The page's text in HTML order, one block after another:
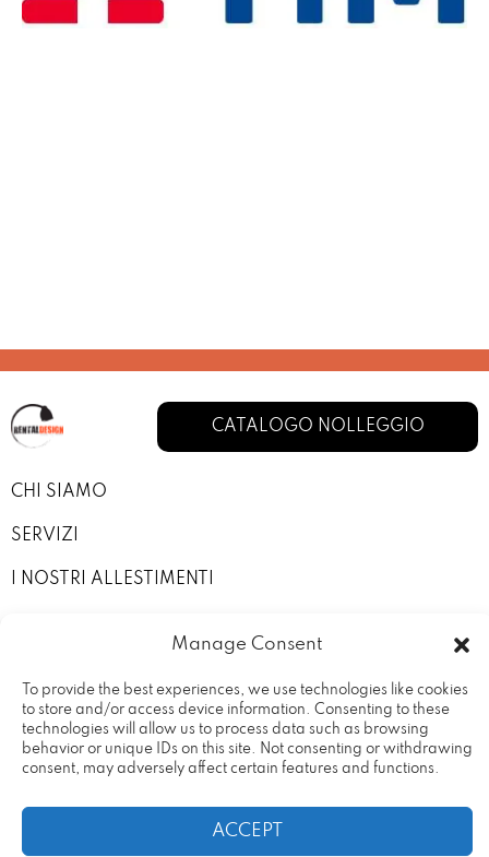
Manage Consent
To provide the best experiences, we use technologies like cookies
to store and/or access device information. Consenting to these
technologies will allow us to process data such as browsing
behavior or unique IDs on this site. Not consenting or withdrawing
consent, may adversely affect certain features and functions.
ACCEPT
CATALOGO NOLLEGGIO
CHI SIAMO
SERVIZI
I NOSTRI ALLESTIMENTI
TERMINI E CONDIZIONI